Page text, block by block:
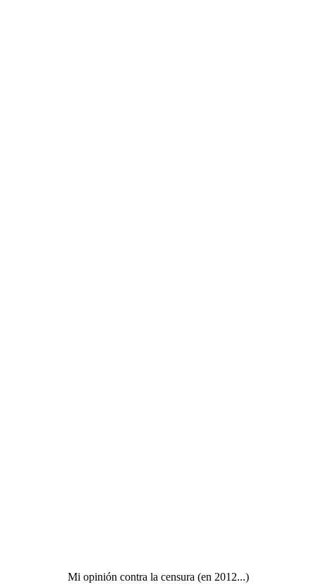
Mi opinión contra la censura (en 2012...)